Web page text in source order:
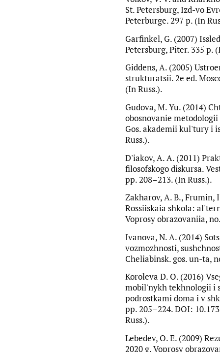
St. Petersburg, Izd-vo
Peterburge. 297 p. (In
Garfinkel, G. (2007)
Petersburg, Piter. 335 p.
Giddens, A. (2005)
strukturatsii. 2e ed.
(In Russ.).
Gudova, M. Yu. (2014)
obosnovanie
Gos. akademii kul'tury i
Russ.).
D'iakov, A. A. (2011)
filosofskogo diskursa.
pp. 208–213. (In Russ.).
Zakharov, A. B., Frumin,
Rossiiskaia shkola:
Voprosy obrazovaniia,
Ivanova, N. A. (2014)
vozmozhnosti,
Cheliabinsk. gos. un-ta,
Koroleva D. O. (2016)
mobil'nykh tekhnologii i
podrostkami doma i v
pp. 205–224. DOI:
Russ.).
Lebedev, O. E. (2009)
2020 g. Voprosy